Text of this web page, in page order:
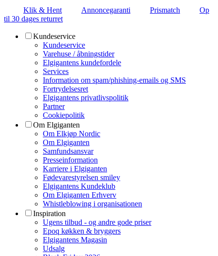
Klik & Hent Annoncegaranti Prismatch
Op
til 30 dages returret
Kundeservice
Kundeservice
Varehuse / åbningstider
Elgigantens kundefordele
Services
Information om spam/phishing-emails og SMS
Fortrydelsesret
Elgigantens privatlivspolitik
Partner
Cookiepolitik
Om Elgiganten
Om Elkjøp Nordic
Om Elgiganten
Samfundsansvar
Presseinformation
Karriere i Elgiganten
Fødevarestyrelsen smiley
Elgigantens Kundeklub
Om Elgiganten Erhverv
Whistleblowing i organisationen
Inspiration
Ugens tilbud - og andre gode priser
Epoq køkken & bryggers
Elgigantens Magasin
Udsalg